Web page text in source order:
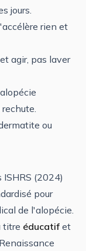
jours.
rien et
agir, pas laver
ou
(2024)
pour
de l'alopécie.
titre éducatif et